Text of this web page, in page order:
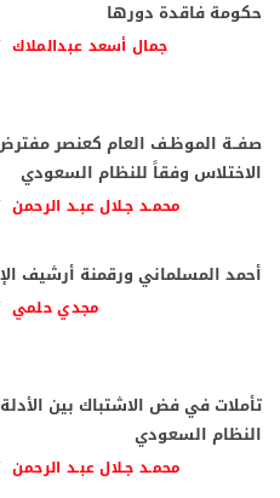
حكومة فاقدة دورها
جمال أسعد عبدالملاك
صفــة الموظـف العام كعنصر
الاختلاس وفقاً للنظام السعودي
محمـد جـلال عبـد الرحمن
أحمد المسلماني ورقمنة أرشيف
مجدي حلمي
تأملات في فض الاشتباك بين
النظام السعودي
محمـد جـلال عبـد الرحمن